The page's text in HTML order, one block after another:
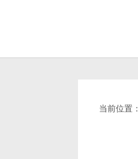
当前位置：